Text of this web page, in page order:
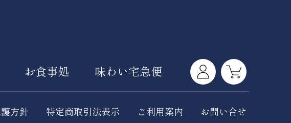
お食事処 味わい宅急便
方針 特定商取引法表示 ご利用案内 お問い合せ